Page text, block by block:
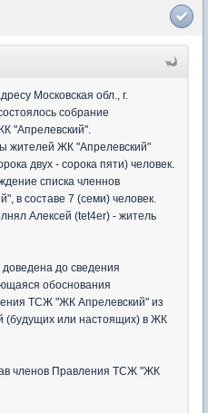
Московская обл., г.
собрание
"Апрелевский".
жителей ЖК "Апрелевский"
двух - сорока пяти) человек.
списка членнов
в составе 7 (семи) человек.
Алексей (tet4er) - житель
до сведения
обоснования
ТСЖ "ЖК Апрелевский" из
(будущих или настоящих) в ЖК
членов Правления ТСЖ "ЖК